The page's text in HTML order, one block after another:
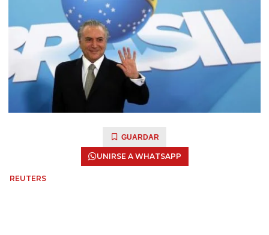
GUARDAR
UNIRSE A WHATSAPP
REUTERS